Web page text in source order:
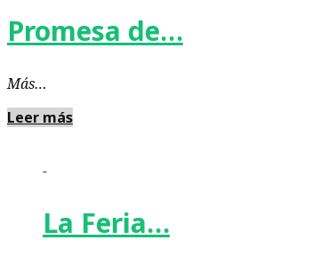
Promesa de…
Más…
Leer más
-
La Feria…